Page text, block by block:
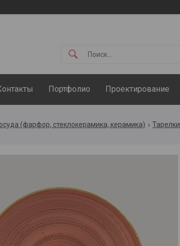
Портфолио Проектирование
(фарфор, стеклокерамика, керамика) Тарелки